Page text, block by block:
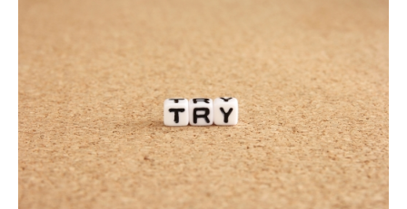
お知らせ
医院紹介
アクセス